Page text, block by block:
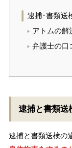
逮捕･書類送
アトムの解
弁護士の口
逮捕と書類送
逮捕と書類送検の